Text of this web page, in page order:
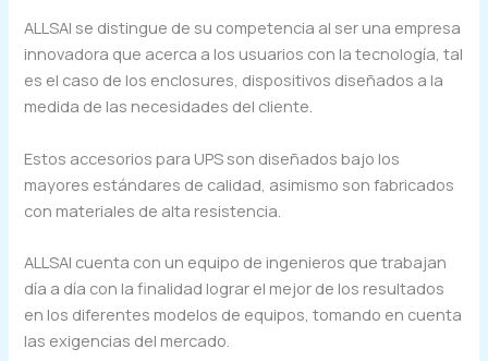
ALLSAI se distingue de su competencia al ser una empresa
innovadora que acerca a los usuarios con la tecnología, tal
es el caso de los enclosures, dispositivos diseñados a la
medida de las necesidades del cliente.
Estos accesorios para UPS son diseñados bajo los
mayores estándares de calidad, asimismo son fabricados
con materiales de alta resistencia.
ALLSAI cuenta con un equipo de ingenieros que trabajan
día a día con la finalidad lograr el mejor de los resultados
en los diferentes modelos de equipos, tomando en cuenta
las exigencias del mercado.